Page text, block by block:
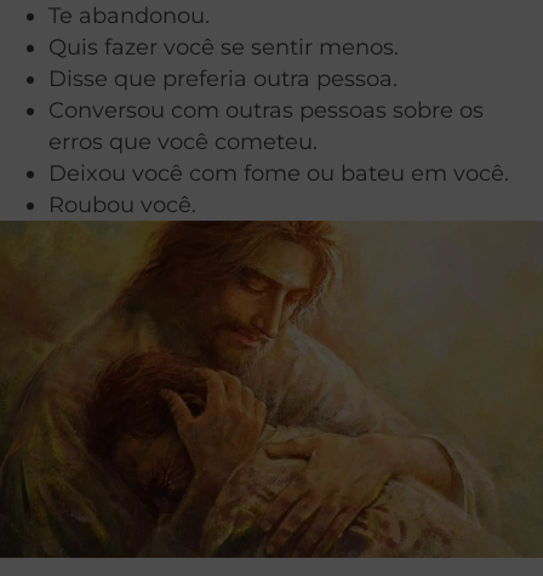
Te abandonou.
Quis fazer você se sentir menos.
Disse que preferia outra pessoa.
Conversou com outras pessoas sobre os
erros que você cometeu.
Deixou você com fome ou bateu em você.
Roubou você.